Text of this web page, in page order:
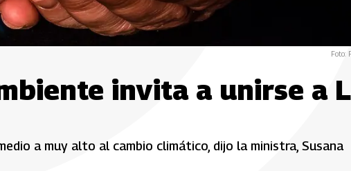
Foto:
invita a unirse a
a muy alto al cambio climático, dijo la ministra, Susana